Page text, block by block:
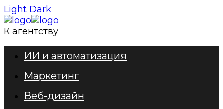
Light Dark
К агентству
ИИ и автоматизация
Маркетинг
Веб-дизайн